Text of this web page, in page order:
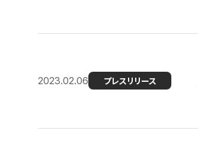
2023.02.06 プレスリリース